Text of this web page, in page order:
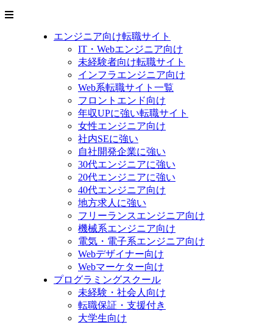
エンジニア向け転職サイト
IT・Webエンジニア向け
未経験者向け転職サイト
インフラエンジニア向け
Web系転職サイト一覧
フロントエンド向け
年収UPに強い転職サイト
女性エンジニア向け
社内SEに強い
自社開発企業に強い
30代エンジニアに強い
20代エンジニアに強い
40代エンジニア向け
地方求人に強い
フリーランスエンジニア向け
機械系エンジニア向け
電気・電子系エンジニア向け
Webデザイナー向け
Webマーケター向け
プログラミングスクール
未経験・社会人向け
転職保証・支援付き
大学生向け